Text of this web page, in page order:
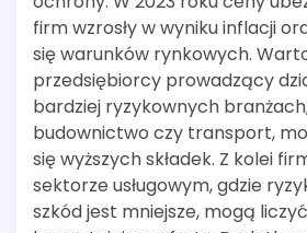
firm wzrosły w wyniku inflacji
się warunków rynkowych.
przedsiębiorcy prowadzący
bardziej ryzykownych
budownictwo czy transport,
się wyższych składek. Z kolei
sektorze usługowym, gdzie
szkód jest mniejsze, mogą